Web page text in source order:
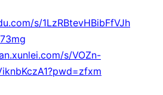
s/1LzRBtevHBibFfVJh
s/VOZn-